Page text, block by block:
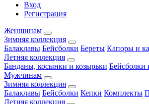
Вход
Регистрация
Женщинам
Зимняя коллекция
Балаклавы Бейсболки Береты Капоры и
Летняя коллекция
Банданы, косынки и козырьки Бейсболки
Мужчинам
Зимняя коллекция
Балаклавы Бейсболки Кепки Комплекты
Летняя коллекция